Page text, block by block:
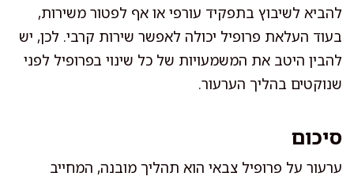
להביא לשיבוץ בתפקיד עורפי או אף לפטור משירות,
בעוד העלאת פרופיל יכולה לאפשר שירות קרבי. לכן, יש
להבין היטב את המשמעויות של כל שינוי בפרופיל לפני
שנוקטים בהליך הערעור.
סיכום
ערעור על פרופיל צבאי הוא תהליך מובנה, המחייב